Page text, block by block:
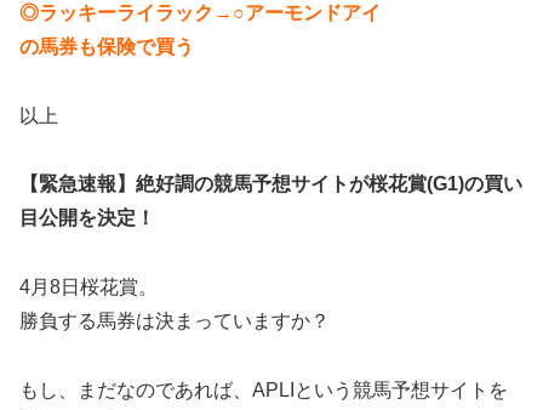
◎ラッキーライラック→○アーモンドアイ
の馬券も保険で買う
以上
【緊急速報】絶好調の競馬予想サイトが桜花賞(G1)の買い
目公開を決定！
4月8日桜花賞。
勝負する馬券は決まっていますか？
もし、まだなのであれば、APLIという競馬予想サイトを